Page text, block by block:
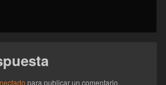
para publicar un comentario.